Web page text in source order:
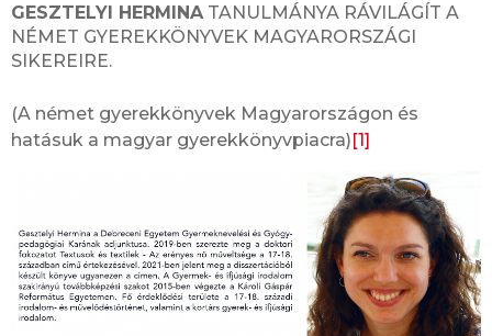
GESZTELYI HERMINA TANULMÁNYA RÁVILÁGÍT A
NÉMET GYEREKKÖNYVEK MAGYARORSZÁGI
SIKEREIRE.
(A német gyerekkönyvek Magyarországon és
hatásuk a magyar gyerekkönyvpiacra)[1]